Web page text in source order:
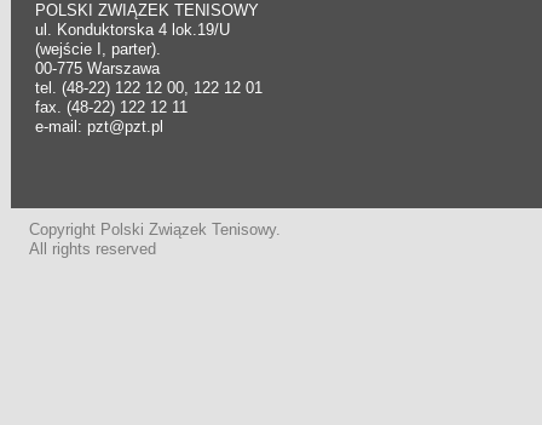
POLSKI ZWIĄZEK TENISOWY
ul. Konduktorska 4 lok.19/U
(wejście I, parter).
00-775 Warszawa
tel. (48-22) 122 12 00, 122 12 01
fax. (48-22) 122 12 11
e-mail: pzt@pzt.pl
Copyright Polski Związek Tenisowy.
All rights reserved